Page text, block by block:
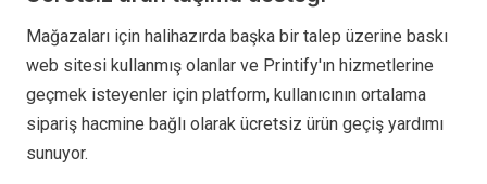
Mağazaları için halihazırda başka bir talep üzerine baskı
web sitesi kullanmış olanlar ve Printify'ın hizmetlerine
geçmek isteyenler için platform, kullanıcının ortalama
sipariş hacmine bağlı olarak ücretsiz ürün geçiş yardımı
sunuyor.